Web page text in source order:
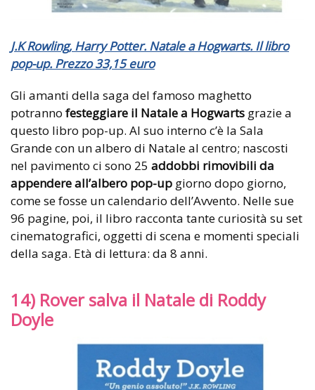
J.K Rowling, Harry Potter. Natale a Hogwarts. Il libro
pop-up. Prezzo 33,15 euro
Gli amanti della saga del famoso maghetto
potranno festeggiare il Natale a Hogwarts grazie a
questo libro pop-up. Al suo interno c’è la Sala
Grande con un albero di Natale al centro; nascosti
nel pavimento ci sono 25 addobbi rimovibili da
appendere all’albero pop-up giorno dopo giorno,
come se fosse un calendario dell’Avvento. Nelle sue
96 pagine, poi, il libro racconta tante curiosità su set
cinematografici, oggetti di scena e momenti speciali
della saga. Età di lettura: da 8 anni.
14) Rover salva il Natale di Roddy
Doyle